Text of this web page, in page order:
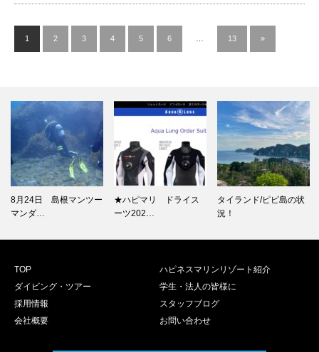
1 2 3 4 5 6 13 »
8月24日 島根マンツー
マンダ…
★ハピマリ ドライス
ーツ202…
タイランド/ピピ島の状
況！
TOP
ハピネスマリンリゾート紹介
ダイビング・ツアー
学生・法人の皆様に
採用情報
スタッフブログ
会社概要
お問い合わせ